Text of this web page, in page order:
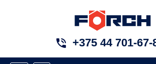
+375 44 701-67-